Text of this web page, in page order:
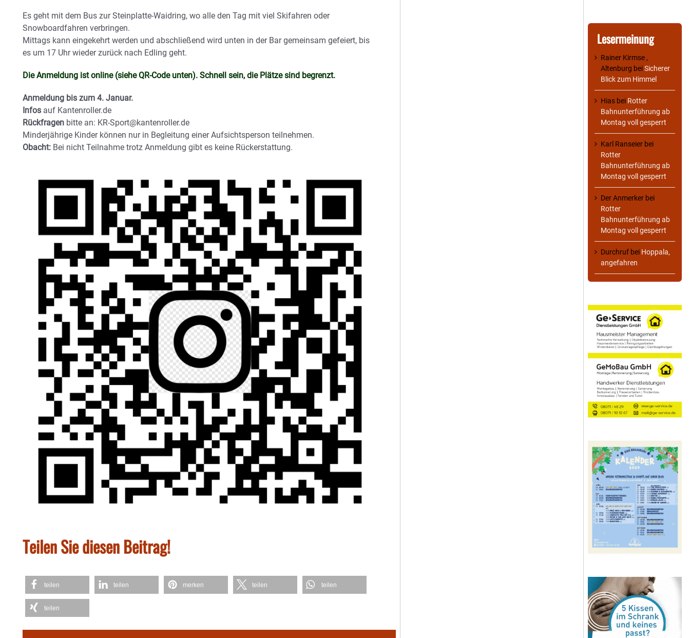
Es geht mit dem Bus zur Steinplatte-Waidring, wo alle den Tag mit viel Skifahren oder
Snowboardfahren verbringen.
Mittags kann eingekehrt werden und abschließend wird unten in der Bar gemeinsam gefeiert, bis
es um 17 Uhr wieder zurück nach Edling geht.
Die Anmeldung ist online (siehe QR-Code unten). Schnell sein, die Plätze sind begrenzt.
Anmeldung bis zum 4. Januar.
Infos auf Kantenroller.de
Rückfragen bitte an: KR-Sport@kantenroller.de
Minderjährige Kinder können nur in Begleitung einer Aufsichtsperson teilnehmen.
Obacht: Bei nicht Teilnahme trotz Anmeldung gibt es keine Rückerstattung.
Teilen Sie diesen Beitrag!
teilen teilen merken teilen teilen
teilen
Lesermeinung
Rainer Kirmse ,
Altenburg beiSicherer
Blick zum Himmel
Hias bei Rotter
Bahnunterführung ab
Montag voll gesperrt
Karl Ranseier bei
Rotter
Bahnunterführung ab
Montag voll gesperrt
Der Anmerker bei
Rotter
Bahnunterführung ab
Montag voll gesperrt
Durchruf bei Hoppala,
angefahren